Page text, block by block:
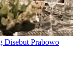
Disebut Prabowo